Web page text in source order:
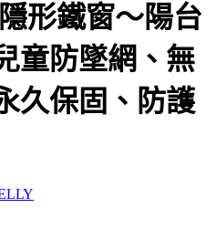
形鐵窗～陽台
童防墜網、無
久保固、防護